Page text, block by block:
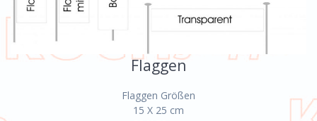
Flaggen
Flaggen Größen
15 X 25 cm